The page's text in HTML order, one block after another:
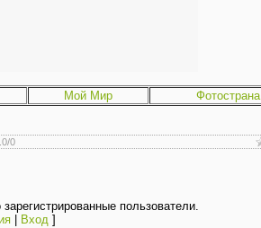
Мой Мир Фотострана
/0
пользователи.
| Вход]